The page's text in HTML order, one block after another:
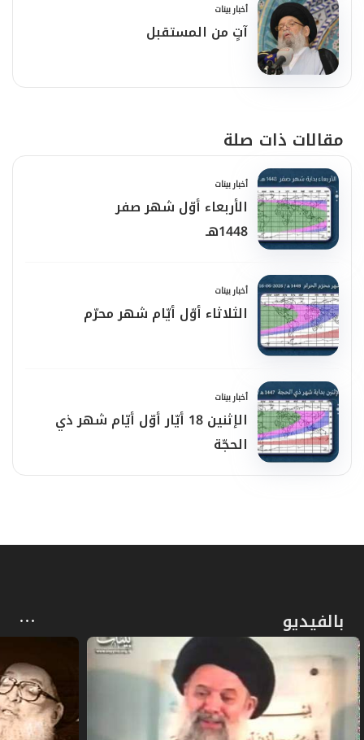
ردَّ عنَّا كيد الأعداء وشرّهم، واجمعنا على الخير
والهدى وكلمة التَّقوى، برحمتك يا أرحم
الرَّاحمين".
أخبار بينات
آتٍ من المستقبل
مقالات ذات صلة
أخبار بينات
الأربعاء أوّل شهر صفر
1448هـ
أخبار بينات
الثلاثاء أوّل أيّام شهر محرّم
أخبار بينات
الإثنين 18 أيّار أوّل أيّام شهر ذي
الحجّة
بالفيديو